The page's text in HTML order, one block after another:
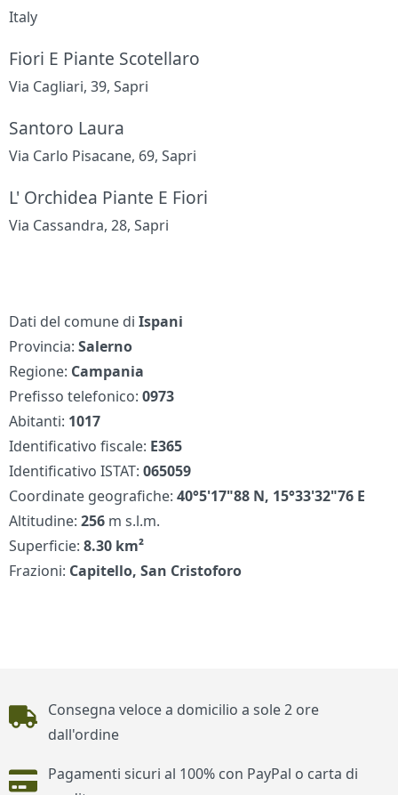
Italy
Fiori E Piante Scotellaro
Via Cagliari, 39, Sapri
Santoro Laura
Via Carlo Pisacane, 69, Sapri
L' Orchidea Piante E Fiori
Via Cassandra, 28, Sapri
Dati del comune diIspani
Provincia:Salerno
Regione: Campania
Prefisso telefonico:0973
Abitanti: 1017
Identificativo fiscale: E365
Identificativo ISTAT:065059
Coordinate geografiche:40°5'17"88 N, 15°33'32"76 E
Altitudine:256 m s.l.m.
Superficie:8.30 km²
Frazioni: Capitello, San Cristoforo
Piè di pagina
Consegna veloce a domicilio a sole 2 ore
dall'ordine
Pagamenti sicuri al 100% con PayPal o carta di